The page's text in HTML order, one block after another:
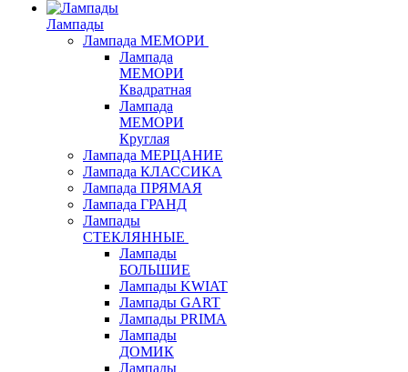
Лампады
Лампада МЕМОРИ
Лампада
МЕМОРИ
Квадратная
Лампада
МЕМОРИ
Круглая
Лампада МЕРЦАНИЕ
Лампада КЛАССИКА
Лампада ПРЯМАЯ
Лампада ГРАНД
Лампады
СТЕКЛЯННЫЕ
Лампады
БОЛЬШИЕ
Лампады KWIAT
Лампады GART
Лампады PRIMA
Лампады
ДОМИК
Лампады